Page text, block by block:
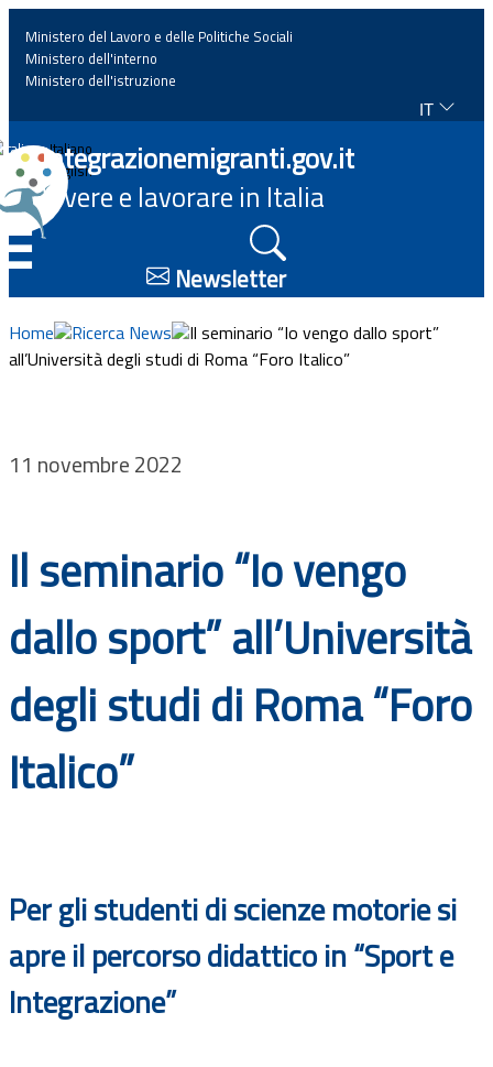
Home
News
Approfondimenti
Eventi
Progetti
Bandi
Guide
Ministero del Lavoro e delle Politiche Sociali
Ministero dell'interno
Ministero dell'istruzione
IT
Italiano
English
Integrazionemigranti.gov.it
Vivere e lavorare in Italia
Newsletter
Home Ricerca News
Il seminario “Io vengo dallo sport”
all’Università degli studi di Roma “Foro Italico”
11 novembre 2022
Il seminario “Io vengo
dallo sport” all’Università
degli studi di Roma “Foro
Italico”
Per gli studenti di scienze motorie si
apre il percorso didattico in “Sport e
Integrazione”